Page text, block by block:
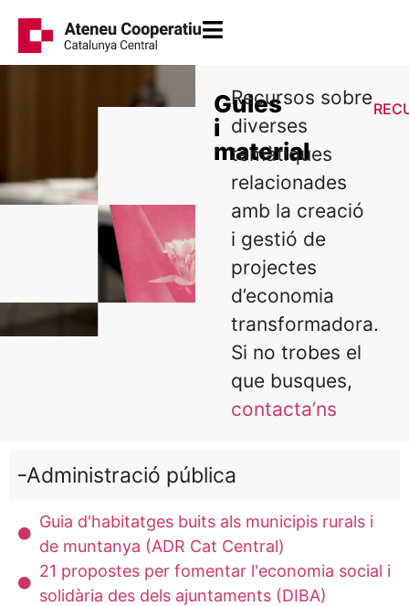
Guies
i
material
Recursos sobre
diverses
temàtiques
relacionades
amb la creació
i gestió de
projectes
d’economia
transformadora.
Si no trobes el
que busques,
contacta’ns
Administració pública
Guia d'habitatges buits als municipis rurals i
de muntanya (ADR Cat Central)
21 propostes per fomentar l'economia social i
solidària des dels ajuntaments (DIBA)